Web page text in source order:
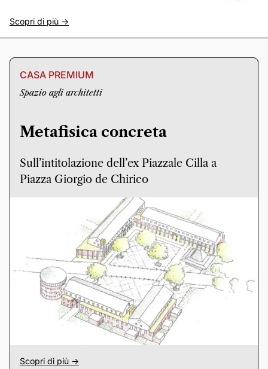
Scopri di più ->
CASA PREMIUM
Spazio agli architetti
Metafisica concreta
Sull’intitolazione dell’ex Piazzale Cilla a
Piazza Giorgio de Chirico
Scopri di più ->